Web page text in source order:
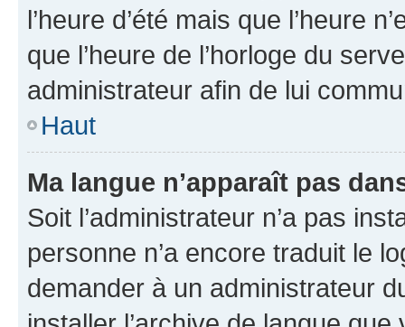
l’heure d’été mais que l’heure
que l’heure de l’horloge du
administrateur afin de lui
Haut
Ma langue n’apparaît pas
Soit l’administrateur n’a pas
personne n’a encore traduit le
demander à un administrateur